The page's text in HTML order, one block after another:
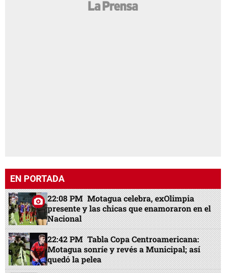
EN PORTADA
22:08 PM Motagua celebra, exOlimpia
presente y las chicas que enamoraron en el
Nacional
22:42 PM Tabla Copa Centroamericana:
Motagua sonríe y revés a Municipal; así
quedó la pelea